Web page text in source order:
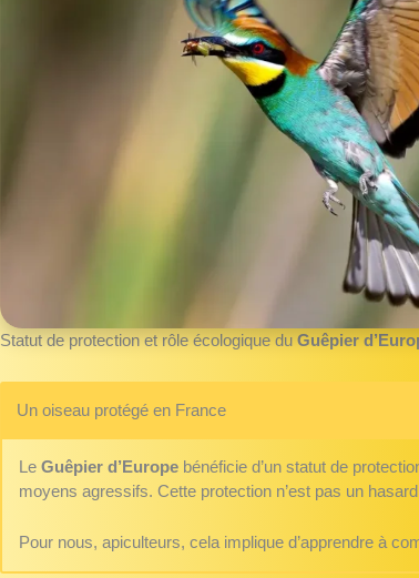
Statut de protection et rôle écologique duGuêpier
Un oiseau protégé en France
LeGuêpier d’Europe bénéficie d’un statut de
moyens agressifs. Cette protection n’est pas un
Pour nous, apiculteurs, cela implique d’apprendre à